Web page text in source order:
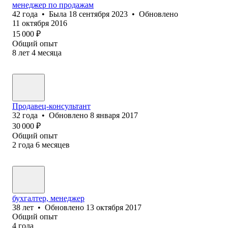
менеджер по продажам
42 года • Была 18 сентября 2023 • Обновлено
11 октября 2016
15 000 ₽
Общий опыт
8 лет 4 месяца
Продавец-консультант
32 года • Обновлено 8 января 2017
30 000 ₽
Общий опыт
2 года 6 месяцев
бухгалтер, менеджер
38 лет • Обновлено 13 октября 2017
Общий опыт
4 года